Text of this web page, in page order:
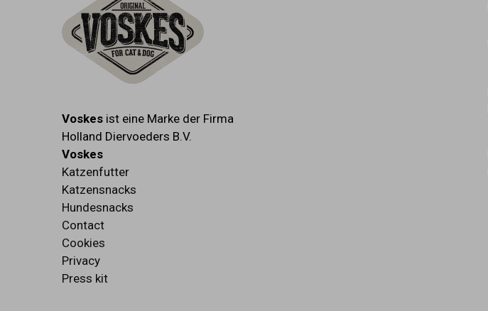
Voskes ist eine Marke der Firma
Holland Diervoeders B.V.
Voskes
Katzenfutter
Katzensnacks
Hundesnacks
Contact
Cookies
Privacy
Press kit